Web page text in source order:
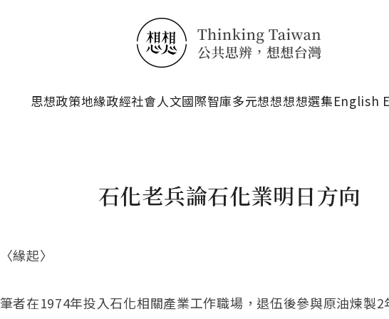
思想政策地緣政經社會人文國際智庫多元想想想想選集English
石化老兵論石化業明日方向
〈緣起〉
筆者在1974年投入石化相關產業工作職場，退伍後參與原油煉製2